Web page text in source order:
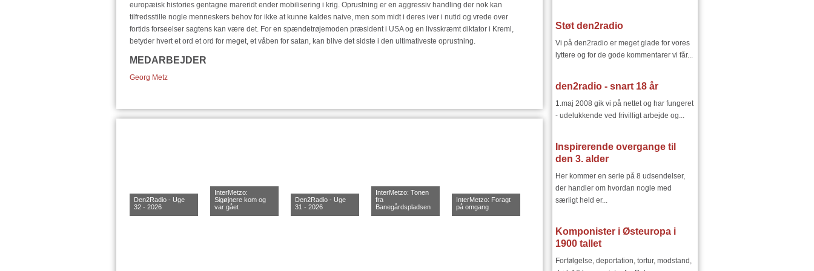
europæisk histories gentagne mareridt ender mobilisering i krig. Oprustning er en aggressiv handling der nok kan
tilfredsstille nogle menneskers behov for ikke at kunne kaldes naive, men som midt i deres iver i nutid og vrede over
fortids forseelser sagtens kan være det. For en spændetrøjemoden præsident i USA og en livsskræmt diktator i Kreml,
betyder hvert et ord et ord for meget, et våben for satan, kan blive det sidste i den ultimativeste oprustning.
MEDARBEJDER
Georg Metz
Den2Radio - Uge
32 - 2026
InterMetzo:
Sigøjnere kom og
var gået
Den2Radio - Uge
31 - 2026
InterMetzo: Tonen
fra
Banegårdspladsen
InterMetzo: Foragt
på omgang
Støt den2radio
Vi på den2radio er meget glade for vores
lyttere og for de gode kommentarer vi får...
den2radio - snart 18 år
1.maj 2008 gik vi på nettet og har fungeret
- udelukkende ved frivilligt arbejde og...
Inspirerende overgange til
den 3. alder
Her kommer en serie på 8 udsendelser,
der handler om hvordan nogle med
særligt held er...
Komponister i Østeuropa i
1900 tallet
Forfølgelse, deportation, tortur, modstand,